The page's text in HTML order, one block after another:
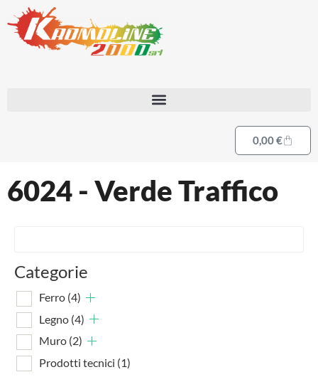
0,00€
6024 - Verde Traffico
Categorie
Ferro (4)
Legno (4)
Muro (2)
Prodotti tecnici (1)